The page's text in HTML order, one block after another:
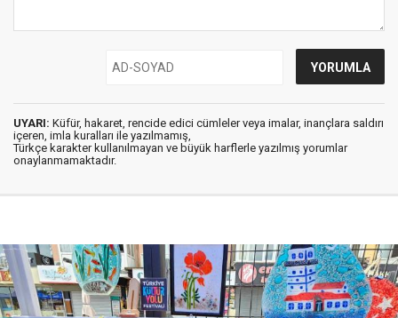
UYARI: Küfür, hakaret, rencide edici cümleler veya imalar, inançlara saldırı
içeren, imla kuralları ile yazılmamış,
Türkçe karakter kullanılmayan ve büyük harflerle yazılmış yorumlar
onaylanmamaktadır.